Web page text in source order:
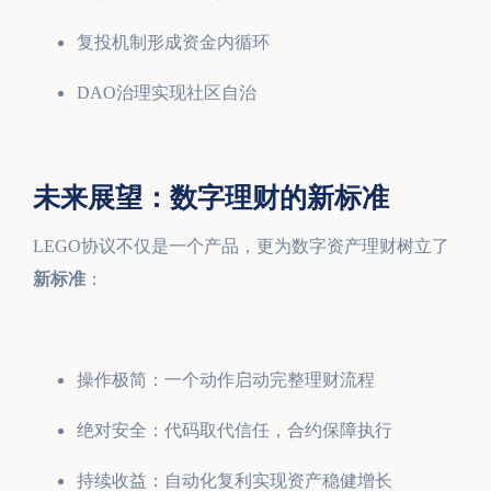
复投机制形成资金内循环
DAO治理实现社区自治
未来展望：数字理财的新标准
LEGO协议不仅是一个产品，更为数字资产理财树立了
新标准 ：
操作极简：一个动作启动完整理财流程
绝对安全：代码取代信任，合约保障执行
持续收益：自动化复利实现资产稳健增长